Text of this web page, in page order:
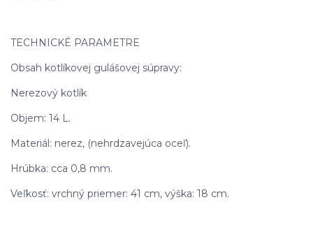
TECHNICKÉ PARAMETRE
Obsah kotlíkovej gulášovej súpravy:
Nerezový kotlík
Objem: 14 L.
Materiál: nerez, (nehrdzavejúca oceľ).
Hrúbka: cca 0,8 mm.
Veľkosť: vrchný priemer: 41 cm, výška: 18 cm.